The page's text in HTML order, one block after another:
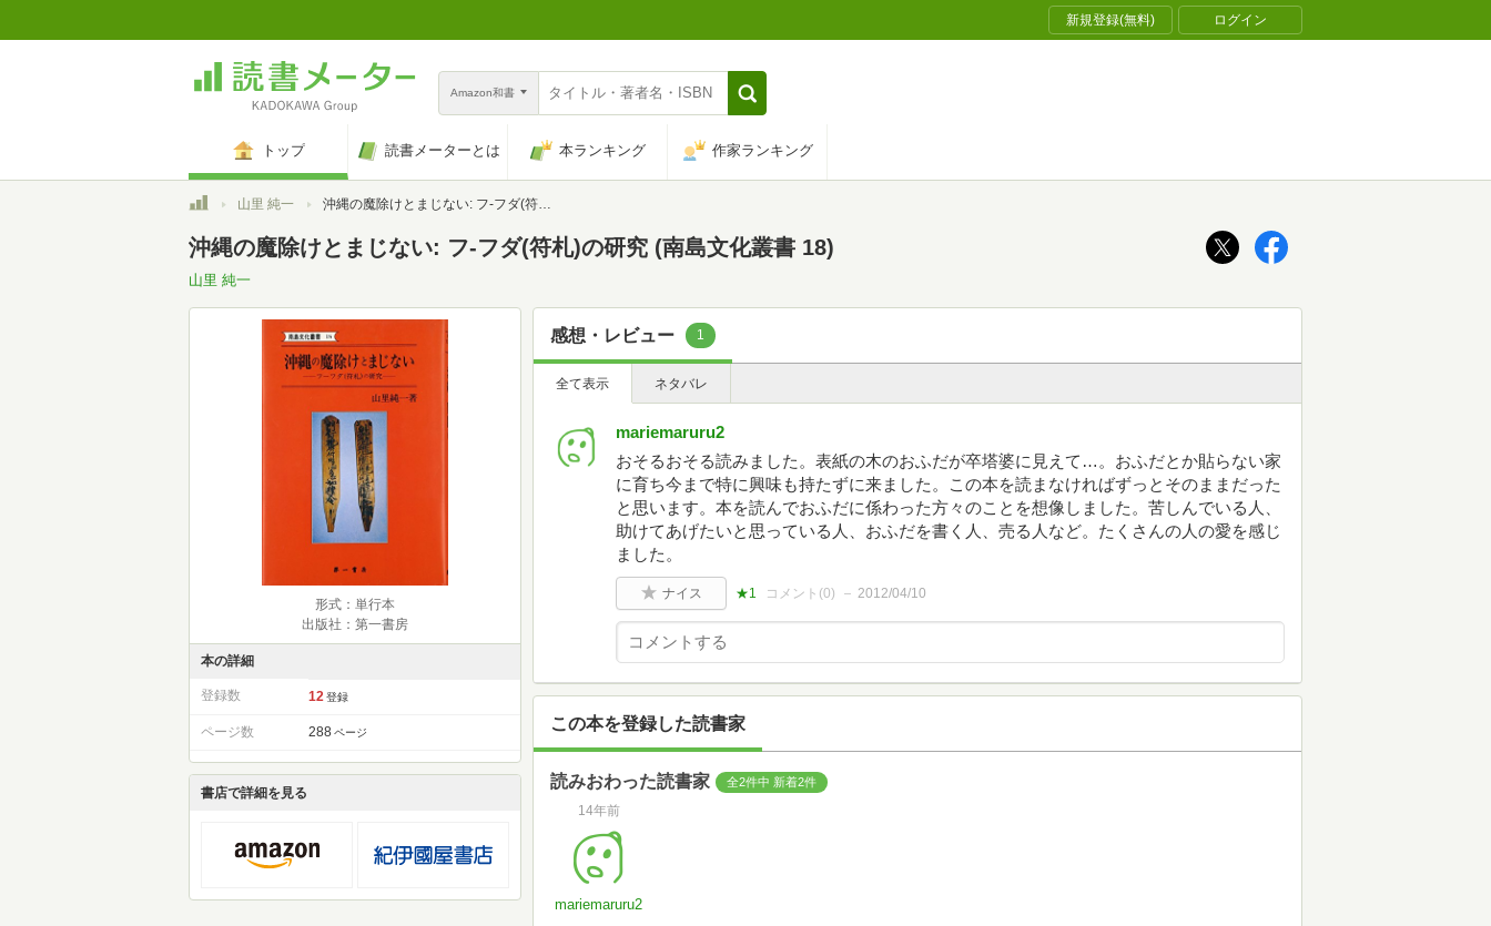
新規登録(無料) ログイン
Amazon和書
トップ 読書メーターとは 本ランキング 作家ランキング
トップ山里 純一 沖縄の魔除けとまじない: フ-フダ(符札)の研究 (南島文化叢書 18)
沖縄の魔除けとまじない: フ-フダ(符札)の研究 (南島文化叢書 18)
山里 純一
形式：単行本
出版社：第一書房
本の詳細
登録数 12 登録
ページ数 288 ページ
書店で詳細を見る
感想・レビュー 1
全て表示 ネタバレ
mariemaruru2
おそるおそる読みました。表紙の木のおふだが卒塔婆に見えて…。おふだとか貼らない家
に育ち今まで特に興味も持たずに来ました。この本を読まなければずっとそのままだった
と思います。本を読んでおふだに係わった方々のことを想像しました。苦しんでいる人、
助けてあげたいと思っている人、おふだを書く人、売る人など。たくさんの人の愛を感じ
ました。
ナイス ★1 コメント(0) 2012/04/10
この本を登録した読書家
読みおわった読書家 全2件中 新着2件
14年前
mariemaruru2